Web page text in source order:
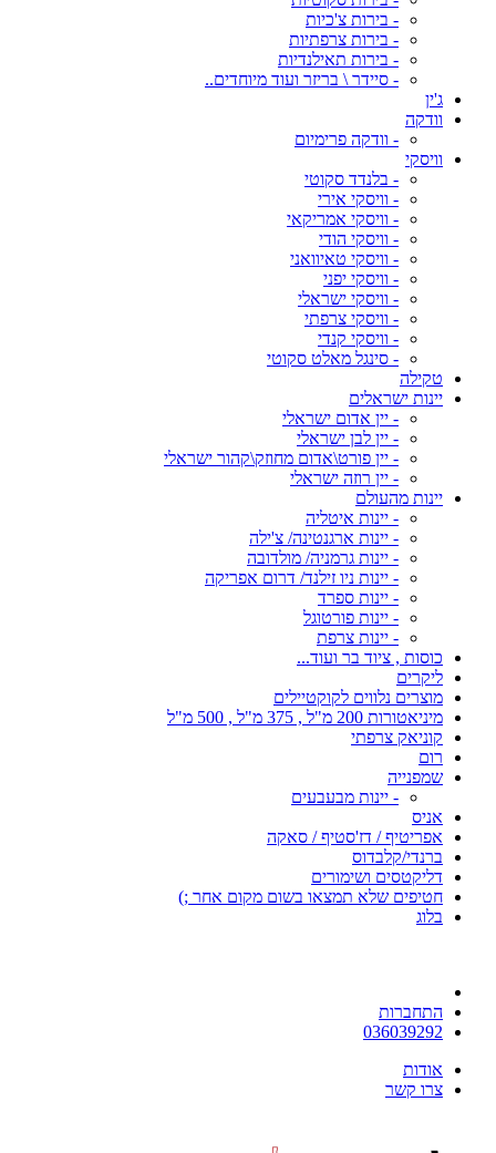
- בירות צ'כיות
- בירות צרפתיות
- בירות תאילנדיות
- סיידר \ בריזר ועוד מיוחדים..
ג'ין
וודקה
- וודקה פרימיום
וויסקי
- בלנדד סקוטי
- וויסקי אירי
- וויסקי אמריקאי
- וויסקי הודי
- וויסקי טאיוואני
- וויסקי יפני
- וויסקי ישראלי
- וויסקי צרפתי
- וויסקי קנדי
- סינגל מאלט סקוטי
טקילה
יינות ישראלים
- יין אדום ישראלי
- יין לבן ישראלי
- יין פורט\אדום מחוזק\קהור ישראלי
- יין רוזה ישראלי
יינות מהעולם
- יינות איטליה
- יינות ארגנטינה/ צ'ילה
- יינות גרמניה/ מולדובה
- יינות ניו זילנד/ דרום אפריקה
- יינות ספרד
- יינות פורטוגל
- יינות צרפת
כוסות , ציוד בר ועוד...
ליקרים
מוצרים נלווים לקוקטיילים
מיניאטורות 200 מ"ל , 375 מ"ל , 500 מ"ל
קוניאק צרפתי
רום
שמפנייה
- יינות מבעבעים
אניס
אפריטיף / דז'סטיף / סאקה
ברנדי/קלבדוס
דליקטסים ושימורים
חטיפים שלא תמצאו בשום מקום אחר ;)
בלוג
התחברות
036039292
אודות
צרו קשר